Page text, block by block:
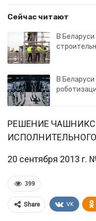
Сейчас читают
В
В
РЕШЕНИЕ
20 сентября 2013 г.
399
Share VK